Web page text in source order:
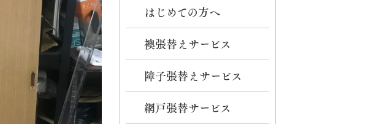
はじめての方へ
襖張替えサービス
障子張替えサービス
網戸張替サービス